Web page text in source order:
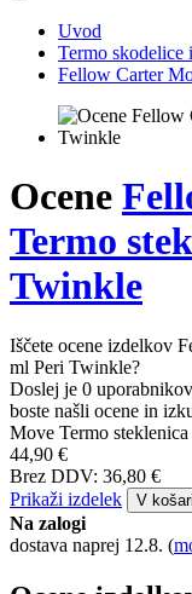
Uvod
Termo skodelice
Fellow Carter
Ocene
Termo
Twinkle
Iščete ocene izdelkov
ml Peri Twinkle?
Doslej je 0
boste našli ocene in
Move Termo
44,90 €
Brez DDV: 36,80 €
Prikaži izdelek
V
Na zalogi
dostava naprej 12.8. (